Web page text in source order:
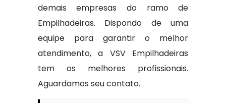
demais empresas do ramo de
Empilhadeiras. Dispondo de uma
equipe para garantir o melhor
atendimento, a VSV Empilhadeiras
tem os melhores profissionais.
Aguardamos seu contato.